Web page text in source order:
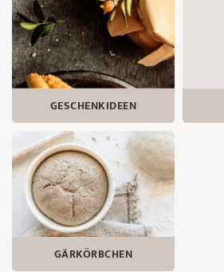
GESCHENKIDEEN
GÄRKÖRBCHEN